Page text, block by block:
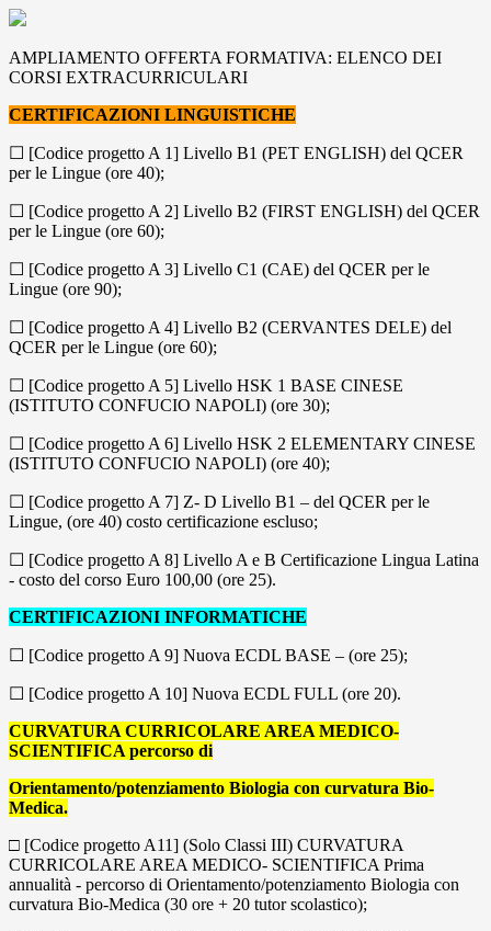
AMPLIAMENTO OFFERTA FORMATIVA: ELENCO DEI
CORSI EXTRACURRICULARI
CERTIFICAZIONI LINGUISTICHE
☐ [Codice progetto A 1] Livello B1 (PET ENGLISH) del QCER
per le Lingue (ore 40);
☐ [Codice progetto A 2] Livello B2 (FIRST ENGLISH) del QCER
per le Lingue (ore 60);
☐ [Codice progetto A 3] Livello C1 (CAE) del QCER per le
Lingue (ore 90);
☐ [Codice progetto A 4] Livello B2 (CERVANTES DELE) del
QCER per le Lingue (ore 60);
☐ [Codice progetto A 5] Livello HSK 1 BASE CINESE
(ISTITUTO CONFUCIO NAPOLI) (ore 30);
☐ [Codice progetto A 6] Livello HSK 2 ELEMENTARY CINESE
(ISTITUTO CONFUCIO NAPOLI) (ore 40);
☐ [Codice progetto A 7] Z- D Livello B1 – del QCER per le
Lingue, (ore 40) costo certificazione escluso;
☐ [Codice progetto A 8] Livello A e B Certificazione Lingua Latina
- costo del corso Euro 100,00 (ore 25).
CERTIFICAZIONI INFORMATICHE
☐ [Codice progetto A 9] Nuova ECDL BASE – (ore 25);
☐ [Codice progetto A 10] Nuova ECDL FULL (ore 20).
CURVATURA CURRICOLARE AREA MEDICO-
SCIENTIFICA percorso di
Orientamento/potenziamento Biologia con curvatura Bio-
Medica.
□ [Codice progetto A11] (Solo Classi III) CURVATURA
CURRICOLARE AREA MEDICO- SCIENTIFICA Prima
annualità - percorso di Orientamento/potenziamento Biologia con
curvatura Bio-Medica (30 ore + 20 tutor scolastico);